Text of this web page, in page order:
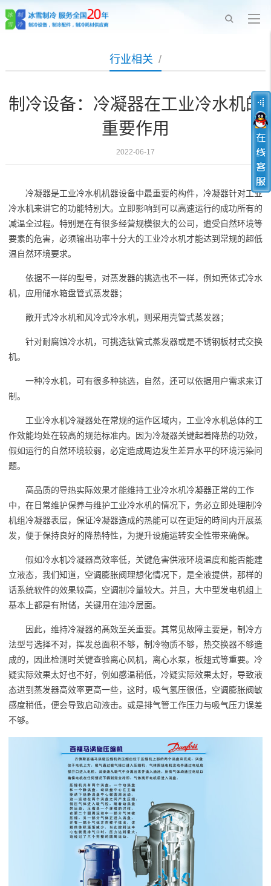
行业相关 /
制冷设备：冷凝器在工业冷水机的
重要作用
2022-06-17
冷凝器是工业冷水机机器设备中最重要的构件，冷凝器针对工业
冷水机来讲它的功能特别大。立即影响到可以高速运行的成功所有的
减温全过程。特别是在有很多经营规模很大的公司，遭受自然环境等
要素的危害，必须输出功率十分大的工业冷水机才能达到常规的超低
温自然环境要求。
依据不一样的型号，对蒸发器的挑选也不一样，例如壳体式冷水
机，应用储水箱盘管式蒸发器；
敞开式冷水机和风冷式冷水机，则采用壳管式蒸发器；
针对耐腐蚀冷水机，可挑选钛管式蒸发器或是不锈钢板材式交换
机。
一种冷水机，可有很多种挑选，自然，还可以依据用户需求来订
制。
工业冷水机冷凝器处在常规的运作区域内，工业冷水机总体的工
作效能均处在较高的规范标准内。因为冷凝器关键起着降热的功效，
假如运行的自然环境较弱，必定造成周边发生差异水平的环境污染问
题。
高品质的导热实际效果才能维持工业冷水机冷凝器正常的工作
中，在日常维护保养与维护工业冷水机的情况下，务必立即处理制冷
机组冷凝器表层，保证冷凝器造成的热能可以在更短的時间内开展蒸
发，便于保持良好的降热特性，为提升设施运转安全性带来确保。
假如冷水机冷凝器高效率低，关键危害供液环境温度和能否能建
立液态，我们知道，空调膨胀阀理想化情况下，是全液提供，那样的
话系统软件的效果较高，空调制冷量较大。并且，大中型发电机组上
基本上都是有附储，关键用在油冷层面。
因此，维持冷凝器的髙效至关重要。其常见故障主要是，制冷方
法型号选择不对，挥发总面积不够，制冷物质不够，热交换器不够造
成的，因此检测时关键查验离心风机，离心水泵，板翅式等重要。冷
疑实际效果太好也不好，例如感温稍低，冷疑实际效果太好，导致液
态进到蒸发器高效率更高一些，这时，吸气氢压很低，空调膨胀阀敏
感度稍低，便会导致启动液击。或是排气管工作压力与吸气压力误差
不够。